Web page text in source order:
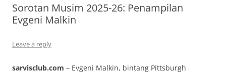
Sorotan Musim 2025-26: Penampilan
Evgeni Malkin
Leave a reply
sarvisclub.com – Evgeni Malkin, bintang Pittsburgh